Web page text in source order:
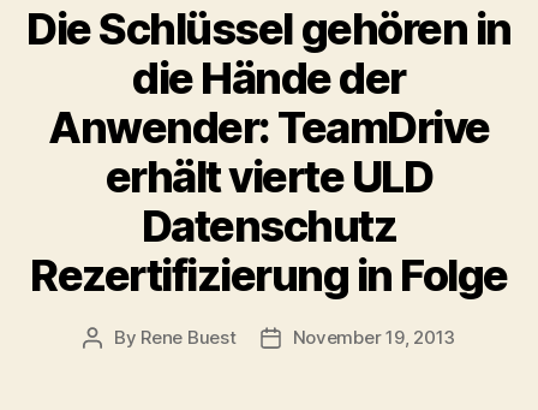
Die Schlüssel gehören in
die Hände der
Anwender: TeamDrive
erhält vierte ULD
Datenschutz
Rezertifizierung in Folge
Post
By Rene Buest
PostNovember 19, 2013